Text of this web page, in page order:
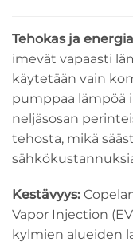
Tehokas ja
imevät vapaasti
käytetään vain
pumppaa lämpöä
neljäsosan
tehosta, mikä
Kestävyys:
Vapor Injection
kylmien alueiden